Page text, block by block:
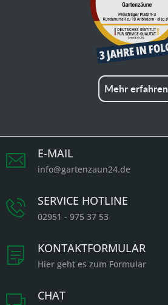
Mehr erfahren
E-MAIL
info@gartenzaun24.de
SERVICE HOTLINE
02951 - 975 37 53
KONTAKTFORMULAR
Hier geht es zum Formular
CHAT